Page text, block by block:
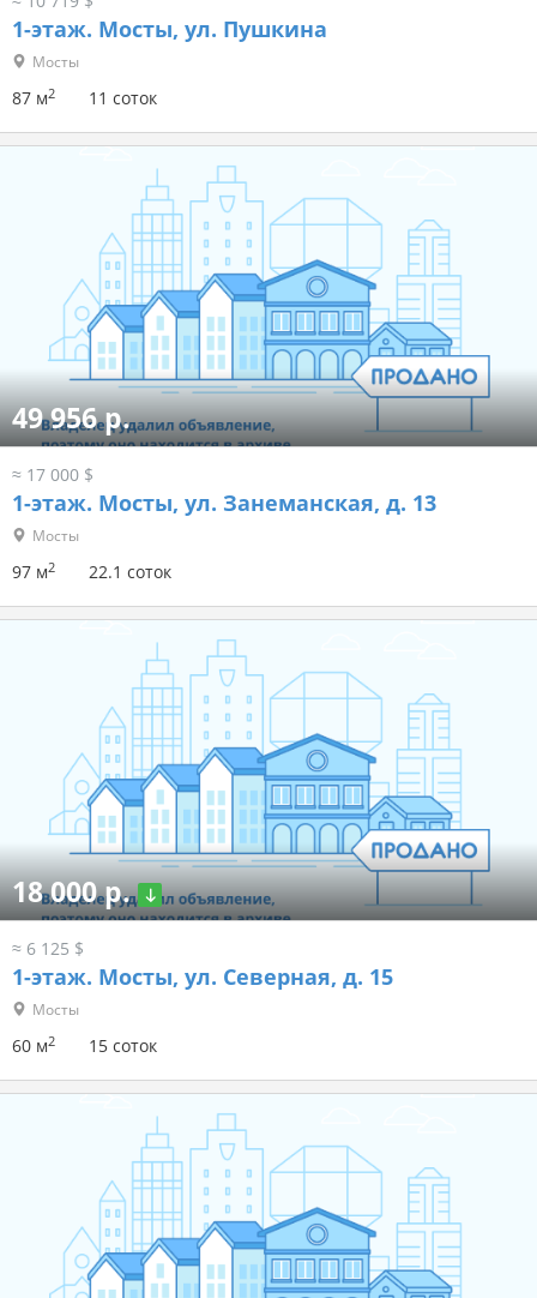
1-этаж. Мосты, ул. Пушкина
Мосты
87 м2 11 соток
49 956 р.
≈ 17 000 $
1-этаж. Мосты, ул. Занеманская, д. 13
Мосты
97 м2 22.1 соток
18 000 р.
≈ 6 125 $
1-этаж. Мосты, ул. Северная, д. 15
Мосты
60 м2 15 соток